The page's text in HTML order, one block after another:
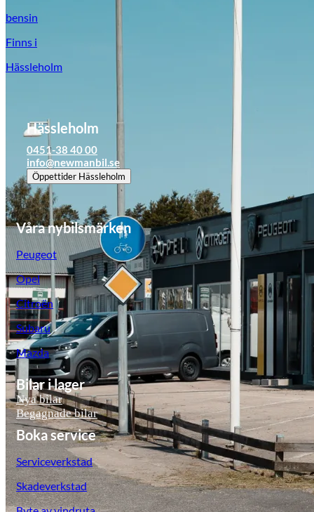
bensin
Finns i
Hässleholm
Hässleholm
0451-38 40 00
info@newmanbil.se
Öppettider Hässleholm
Våra nybilsmärken
Peugeot
Opel
Citroën
Subaru
Mazda
Bilar i lager
Nya bilar
Begagnade bilar
Boka service
Serviceverkstad
Skadeverkstad